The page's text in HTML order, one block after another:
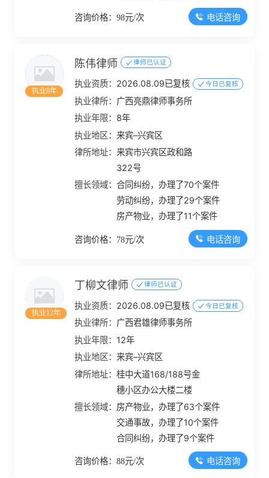
咨询价格：98元/次 电话咨询
执业8年
陈伟律师 律师已认证
执业资质： 2026.08.09已复核 今日已复核
执业律所： 广西亮鼎律师事务所
执业年限： 8年
执业地区：来宾–兴宾区
律所地址：来宾市兴宾区政和路
322号
擅长领域：合同纠纷，办理了70个案件
劳动纠纷，办理了29个案件
房产物业，办理了11个案件
咨询价格：78元/次 电话咨询
执业12年
丁柳文律师 律师已认证
执业资质： 2026.08.09已复核 今日已复核
执业律所： 广西君雄律师事务所
执业年限： 12年
执业地区：来宾–兴宾区
律所地址：桂中大道168/188号金
穗小区办公大楼二楼
擅长领域： 房产物业，办理了63个案件
交通事故，办理了10个案件
合同纠纷，办理了9个案件
咨询价格：88元/次 电话咨询